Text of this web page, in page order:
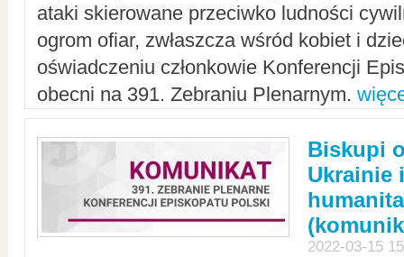
ataki skierowane przeciwko ludności
ogrom ofiar, zwłaszcza wśród kobiet i
oświadczeniu członkowie Konferencji
obecni na 391. Zebraniu Plenarnym.
Biskupi
Ukrainie
2022-03-15